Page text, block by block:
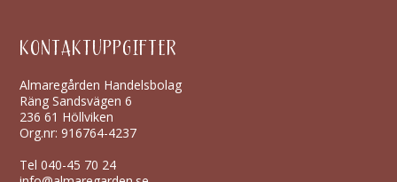
KONTAKTUPPGIFTER
Almaregården Handelsbolag
Räng Sandsvägen 6
236 61 Höllviken
Org.nr: 916764-4237
Tel040-45 70 24